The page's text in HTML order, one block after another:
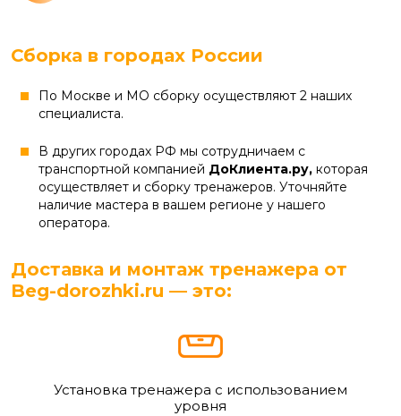
Сборка в городах России
По Москве и МО сборку осуществляют 2 наших
специалиста.
В других городах РФ мы сотрудничаем с
транспортной компанией ДоКлиента.ру, которая
осуществляет и сборку тренажеров. Уточняйте
наличие мастера в вашем регионе у нашего
оператора.
Доставка и монтаж тренажера от
Beg-dorozhki.ru — это:
Установка тренажера с использованием
уровня